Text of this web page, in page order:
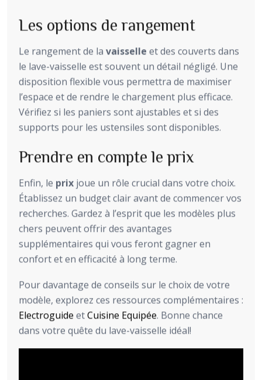
Les options de rangement
Le rangement de la vaisselle et des couverts dans
le lave-vaisselle est souvent un détail négligé. Une
disposition flexible vous permettra de maximiser
l’espace et de rendre le chargement plus efficace.
Vérifiez si les paniers sont ajustables et si des
supports pour les ustensiles sont disponibles.
Prendre en compte le prix
Enfin, le prix joue un rôle crucial dans votre choix.
Établissez un budget clair avant de commencer vos
recherches. Gardez à l’esprit que les modèles plus
chers peuvent offrir des avantages
supplémentaires qui vous feront gagner en
confort et en efficacité à long terme.
Pour davantage de conseils sur le choix de votre
modèle, explorez ces ressources complémentaires :
Electroguide etCuisine Equipée. Bonne chance
dans votre quête du lave-vaisselle idéal!